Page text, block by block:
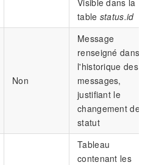
table status.id
Non
Message
renseigné dans
l'historique des
messages,
justifiant le
changement de
statut
Tableau
contenant les